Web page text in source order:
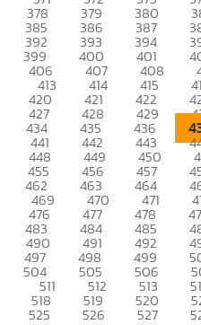
378 379 380
385 386 387
392 393 394
399 400 401
406 407 408
413 414 415
420 421 422
427 428 429
434 435 436
441 442 443
448 449 450
455 456 457
462 463 464
469 470 471
476 477 478
483 484 485
490 491 492
497 498 499
504 505 506
511 512 513
518 519 520
525 526 527